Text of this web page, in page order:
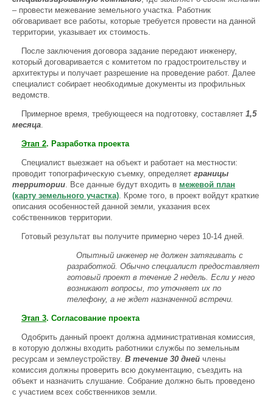
– провести межевание земельного участка. Работник
обговаривает все работы, которые требуется провести на данной
территории, указывает их стоимость.
После заключения договора задание передают инженеру,
который договаривается с комитетом по градостроительству и
архитектуры и получает разрешение на проведение работ. Далее
специалист собирает необходимые документы из профильных
ведомств.
Примерное время, требующееся на подготовку, составляет 1,5
месяца.
Этап 2. Разработка проекта
Специалист выезжает на объект и работает на местности:
проводит топографическую съемку, определяет границы
территории. Все данные будут входить в межевой план
(карту земельного участка). Кроме того, в проект войдут краткие
описания особенностей данной земли, указания всех
собственников территории.
Готовый результат вы получите примерно через 10-14 дней.
Опытный инженер не должен затягивать с
разработкой. Обычно специалист предоставляет
готовый проект в течение 2 недель. Если у него
возникают вопросы, то уточняет их по
телефону, а не ждет назначенной встречи.
Этап 3. Согласование проекта
Одобрить данный проект должна административная комиссия,
в которую должны входить работники службы по земельным
ресурсам и землеустройству. В течение 30 дней члены
комиссия должны проверить всю документацию, съездить на
объект и назначить слушание. Собрание должно быть проведено
с участием всех собственников земли.